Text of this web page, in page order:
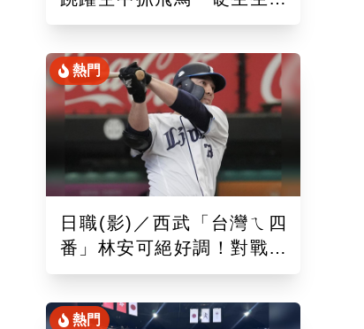
收艾德曼追平砲
熱門
日職(影)／西武「台灣ㄟ四
番」林安可絕好調！對戰軟
銀敲二壘長打連2場敲安
熱門